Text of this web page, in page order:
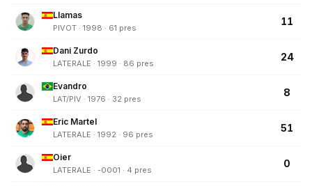
Llamas
PIVOT · 1998 · 61 pres
11
Dani Zurdo
LATERALE · 1999 · 86 pres
24
Evandro
LAT/PIV · 1976 · 32 pres
8
Eric Martel
LATERALE · 1992 · 96 pres
51
Oier
LATERALE · -0001 · 4 pres
0